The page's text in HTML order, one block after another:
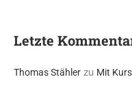
Letzte
Thomas Stähler zu Mit